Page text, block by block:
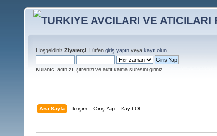
Hoşgeldiniz Ziyaretçi . Lütfen giriş yapın veya kayıt olun
Kullanıcı adınızı, şifrenizi ve aktif kalma süresini giriniz
Ana Sayfa İletişim Giriş Yap Kayıt Ol